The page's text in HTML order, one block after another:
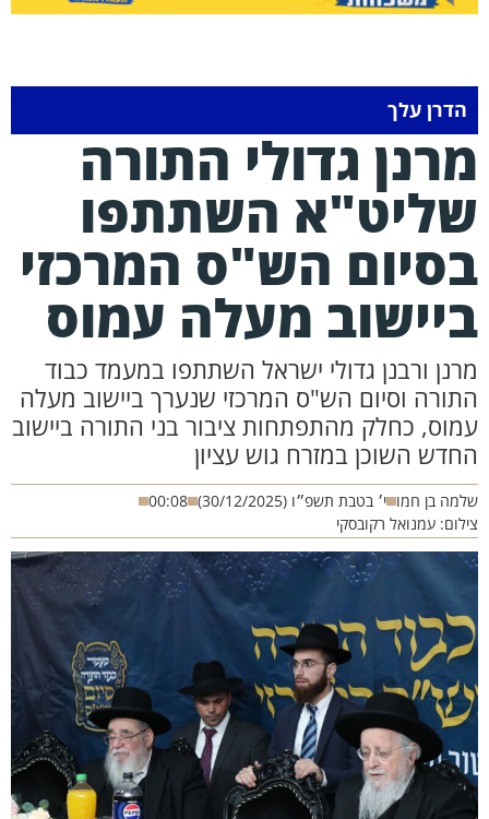
הדרן עלך
גדולי התורה
השתתפו
הש"ס המרכזי
מעלה עמוס
ורבנן גדולי ישראל השתתפו במעמד כבוד
וסיום הש"ס המרכזי שנערך ביישוב מעלה
כחלק מהתפתחות ציבור בני התורה ביישוב
השוכן במזרח גוש עציון
בן חמו י׳ בטבת תשפ״ו (30/12/2025)
00:08
עמנואל רקובסקי